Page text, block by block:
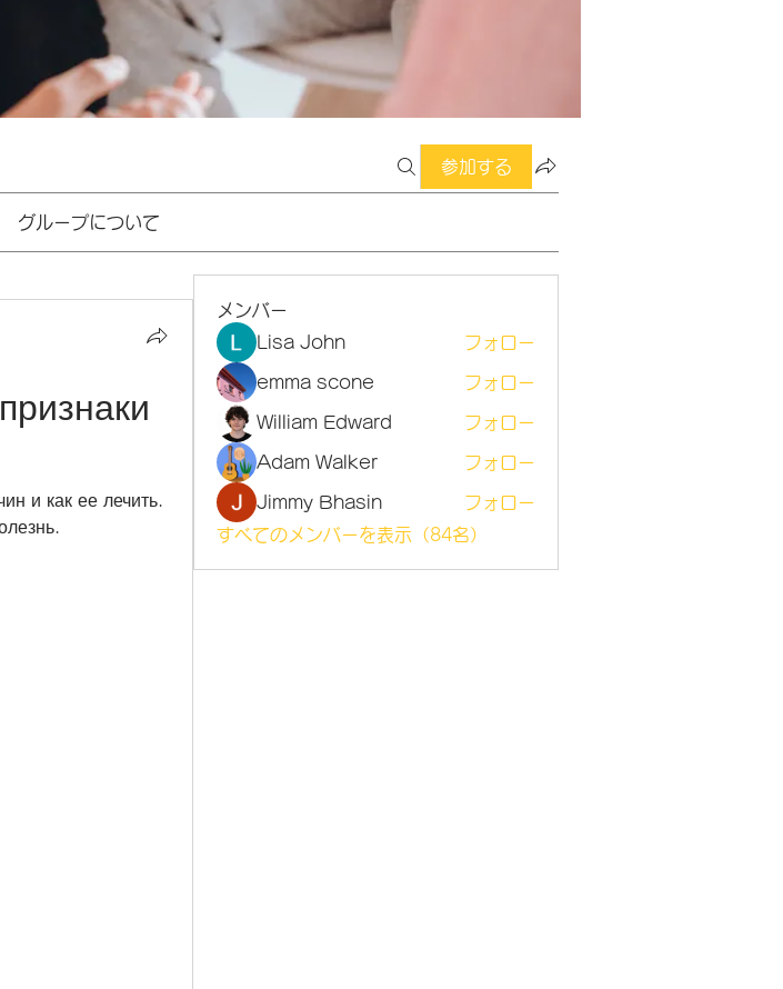
参加する
グループについて
и как ее лечить.
メンバー
Lisa John
フォロー
emma scone フォロー
William Edward フォロー
Adam Walker フォロー
Jimmy Bhasin
フォロー
すべてのメンバーを表示（84名）